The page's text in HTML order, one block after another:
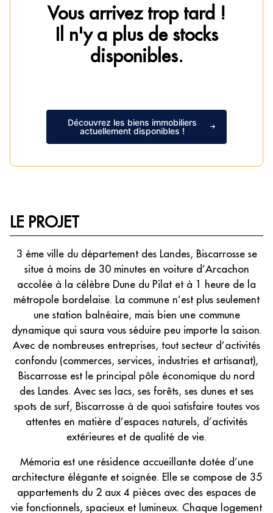
Vous arrivez trop tard !
Il n'y a plus de stocks
disponibles.
Découvrez les biens immobiliers
actuellement disponibles !
LE PROJET
3 ème ville du département des Landes, Biscarrosse se
situe à moins de 30 minutes en voiture d’Arcachon
accolée à la célèbre Dune du Pilat et à 1 heure de la
métropole bordelaise. La commune n’est plus seulement
une station balnéaire, mais bien une commune
dynamique qui saura vous séduire peu importe la saison.
Avec de nombreuses entreprises, tout secteur d’activités
confondu (commerces, services, industries et artisanat),
Biscarrosse est le principal pôle économique du nord
des Landes. Avec ses lacs, ses forêts, ses dunes et ses
spots de surf, Biscarrosse à de quoi satisfaire toutes vos
attentes en matière d’espaces naturels, d’activités
extérieures et de qualité de vie.
Mémoria est une résidence accueillante dotée d’une
architecture élégante et soignée. Elle se compose de 35
appartements du 2 aux 4 pièces avec des espaces de
vie fonctionnels, spacieux et lumineux. Chaque logement